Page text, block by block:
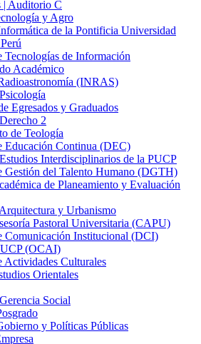
| Auditorio C
y Agro
de la Pontificia Universidad
Tecnologías de Información
Académico
(INRAS)
Egresados y Graduados
2
de Teología
Educación Continua (DEC)
Interdisciplinarios de la PUCP
Gestión del Talento Humano (DGTH)
de Planeamiento y Evaluación
y Urbanismo
Pastoral Universitaria (CAPU)
Comunicación Institucional (DCI)
(OCAI)
Actividades Culturales
Orientales
Social
y Políticas Públicas